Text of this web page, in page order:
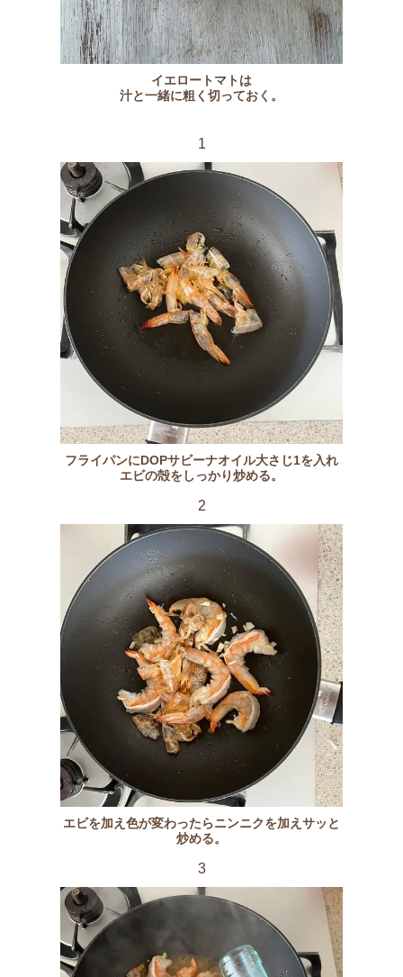
イエロートマトは
汁と一緒に粗く切っておく。
1
フライパンにDOPサビーナオイル大さじ1を入れ
エビの殻をしっかり炒める。
2
エビを加え色が変わったらニンニクを加えサッと
炒める。
3